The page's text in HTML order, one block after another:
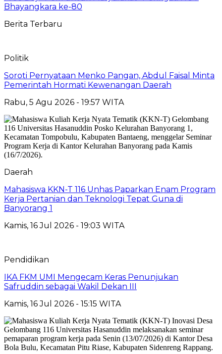
Bhayangkara ke-80
Berita Terbaru
Politik
Soroti Pernyataan Menko Pangan, Abdul Faisal Minta
Pemerintah Hormati Kewenangan Daerah
Rabu, 5 Agu 2026 - 19:57 WITA
Daerah
Mahasiswa KKN-T 116 Unhas Paparkan Enam Program
Kerja Pertanian dan Teknologi Tepat Guna di
Banyorang 1
Kamis, 16 Jul 2026 - 19:03 WITA
Pendidikan
IKA FKM UMI Mengecam Keras Penunjukan
Safruddin sebagai Wakil Dekan III
Kamis, 16 Jul 2026 - 15:15 WITA